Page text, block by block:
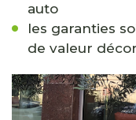
auto
les garanties
de valeur